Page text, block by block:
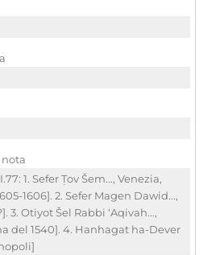
nota
1. Sefer Ṭov Šem..., Venezia,
1606]. 2. Sefer Magen Dawid...,
3. Otiyot Šel Rabbi ‘Aqivah...,
del 1540]. 4. Hanhagat ha-Dever